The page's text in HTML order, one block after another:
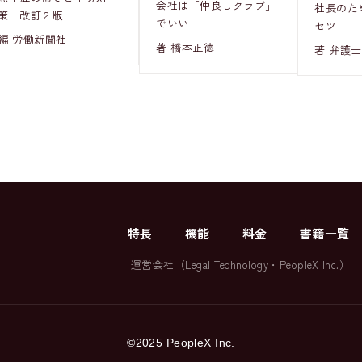
改訂２版
労働新聞社
会社は「仲良しクラブ」
でいい
著 橋本正徳
社長のた
セツ
著 弁護
特長 機能 料金 書籍一覧
運営会社（Legal Technology ・ PeopleX Inc.）
©2025 PeopleX Inc.